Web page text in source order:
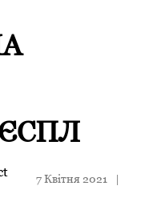
7 Квітня 2021 |